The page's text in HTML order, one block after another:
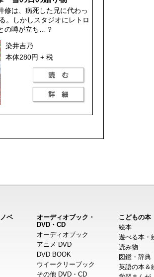
修は、病死した兄に代わっ
。しかしスタジオにレトロ
の噂が立ち…？
染井吉乃
本体280円 + 税
ベ
オーディオブック・
DVD・CD
オーディオブック
アニメ DVD
DVD BOOK
ウイークリーブック
その他 DVD・CD
こどもの本
絵本
遊べる本・
読み物
図鑑・辞典
英語の本＆